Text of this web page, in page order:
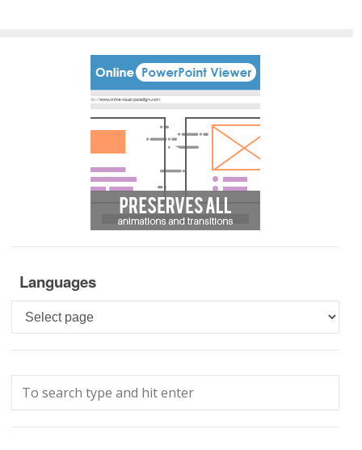
Languages
Languages